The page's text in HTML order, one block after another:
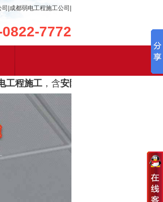
|成都弱电工程施工公司|
7772
程施工，含安防监控，系统集成，综